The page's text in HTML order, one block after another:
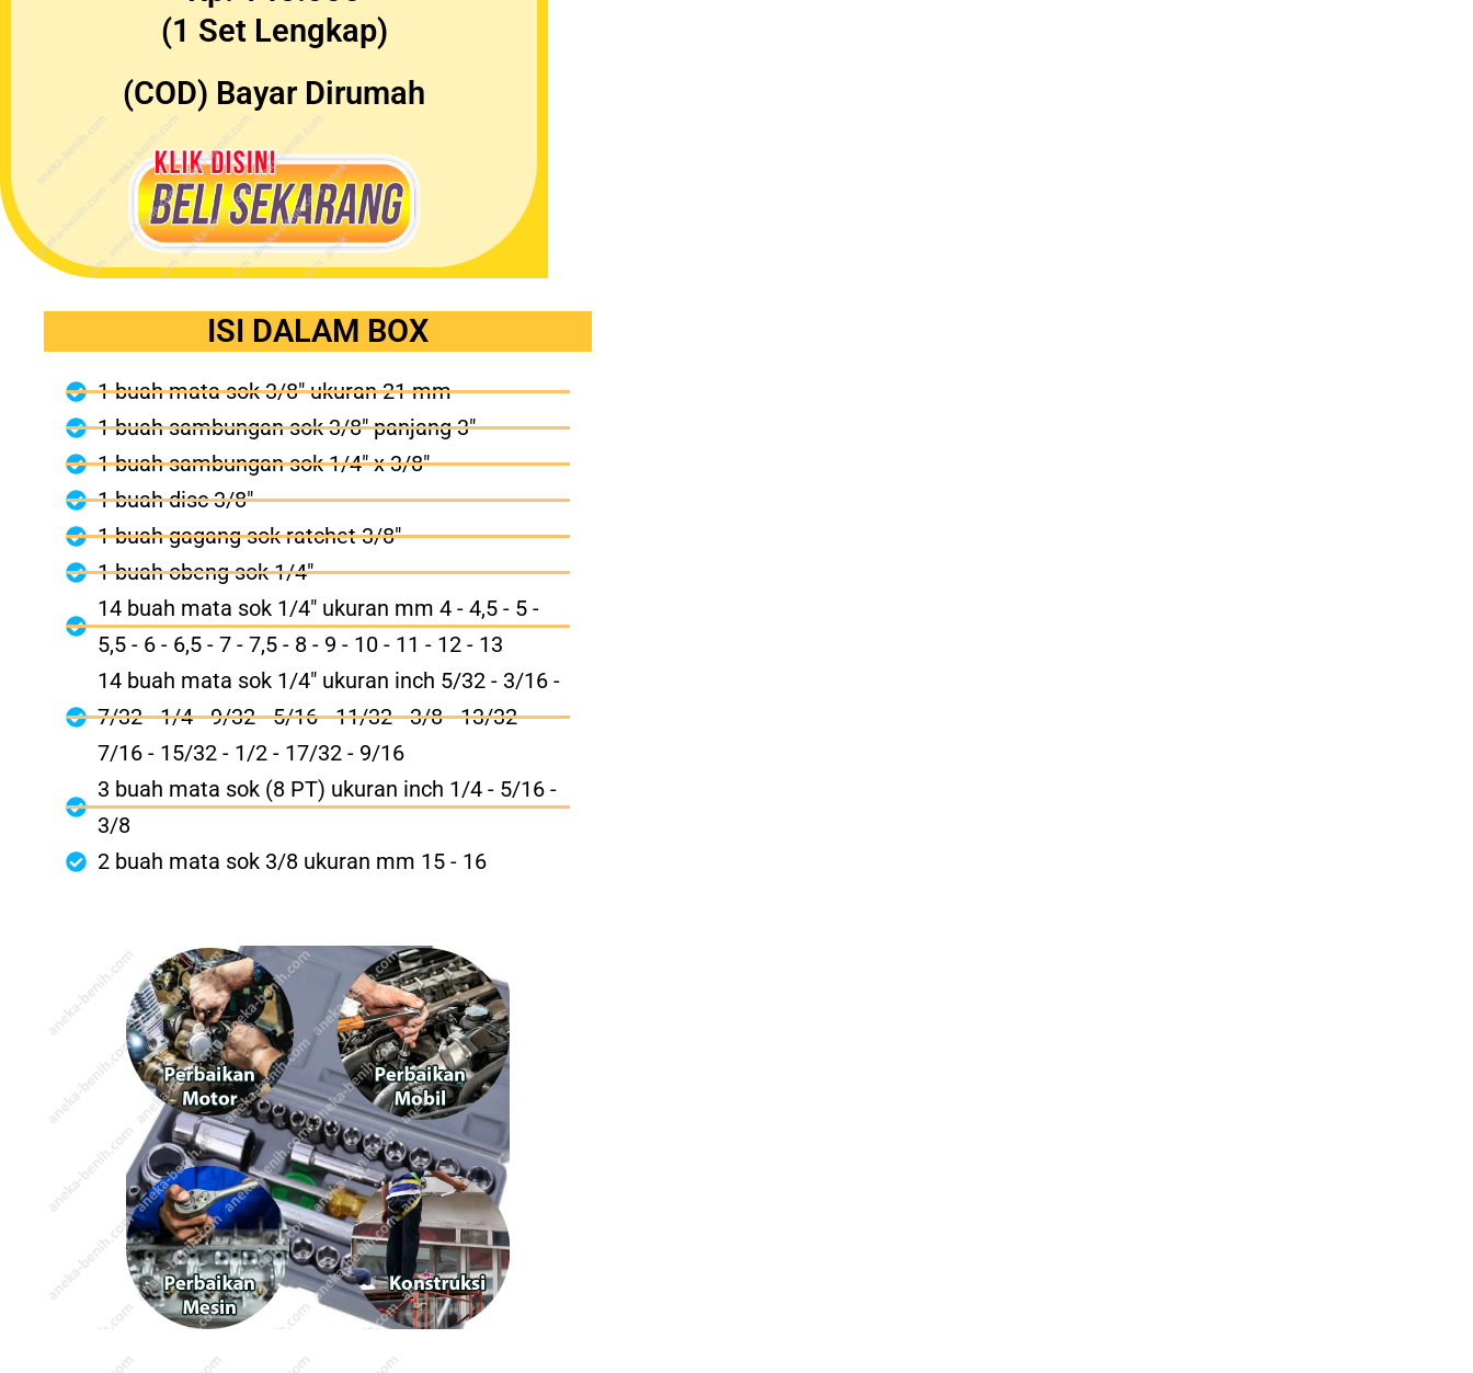
(1 Set Lengkap)
(COD) Bayar Dirumah
ISI DALAM BOX
1 buah mata sok 3/8" ukuran 21 mm
1 buah sambungan sok 3/8" panjang 3"
1 buah sambungan sok 1/4" x 3/8"
1 buah disc 3/8"
1 buah gagang sok ratchet 3/8"
1 buah obeng sok 1/4"
14 buah mata sok 1/4" ukuran mm 4 - 4,5 - 5 -
5,5 - 6 - 6,5 - 7 - 7,5 - 8 - 9 - 10 - 11 - 12 - 13
14 buah mata sok 1/4" ukuran inch 5/32 - 3/16 -
7/32 - 1/4 - 9/32 - 5/16 - 11/32 - 3/8 - 13/32 -
7/16 - 15/32 - 1/2 - 17/32 - 9/16
3 buah mata sok (8 PT) ukuran inch 1/4 - 5/16 -
3/8
2 buah mata sok 3/8 ukuran mm 15 - 16